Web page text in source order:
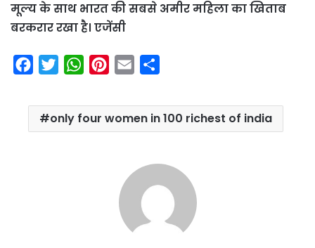
मूल्य के साथ भारत की सबसे अमीर महिला का खिताब
बरकरार रखा है। एजेंसी
c
i
t
W
a
t
n
t
a
i
a
r
only four women in 100 richest of india